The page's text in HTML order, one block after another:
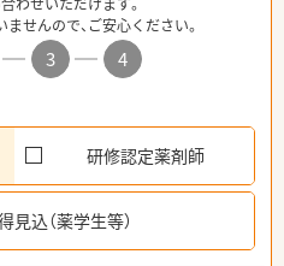
せんので、ご安心ください。
3
4
研修認定薬剤師
込（薬学生等）